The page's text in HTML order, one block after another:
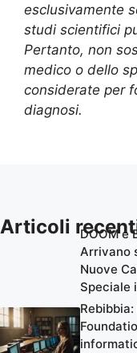
esclusivamente
studi scientifici
Pertanto, non
medico o dello
considerate per
diagnosi.
Articoli
DOOM e
Arrivano
Nuove
Speciale